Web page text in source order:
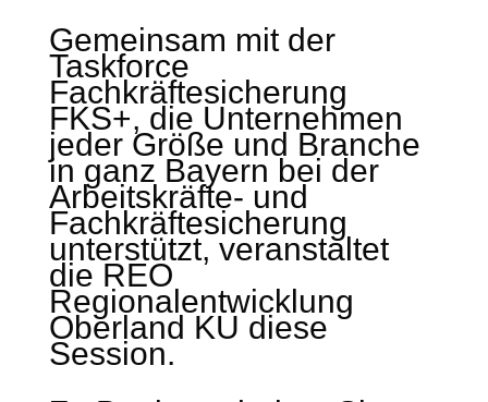
Gemeinsam mit der
Taskforce
Fachkräftesicherung
FKS+, die Unternehmen
jeder Größe und Branche
in ganz Bayern bei der
Arbeitskräfte- und
Fachkräftesicherung
unterstützt, veranstaltet
die REO
Regionalentwicklung
Oberland KU diese
Session.